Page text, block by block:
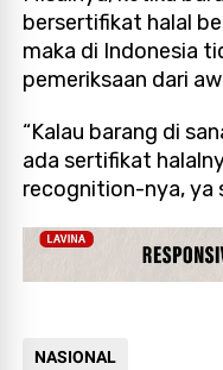
bersertifikat halal
maka di Indonesia
pemeriksaan dari
“Kalau barang di
ada sertifikat
recognition-nya, ya
NASIONAL